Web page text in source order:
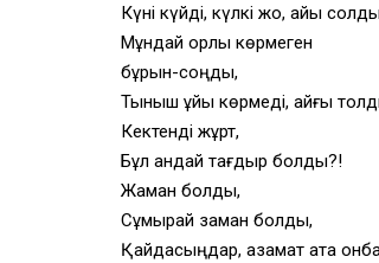
Күні күйді, күлкі жоқ, айы
Мұндай қорлық көрмеген
бұрын-соңды,
Тыныш ұйқы көрмеді, қайғы
Кектенді жұрт,
Бұл қандай тағдыр болды?!
Жаман болды,
Сұмырай заман болды,
Қайдасыңдар, азамат атқа